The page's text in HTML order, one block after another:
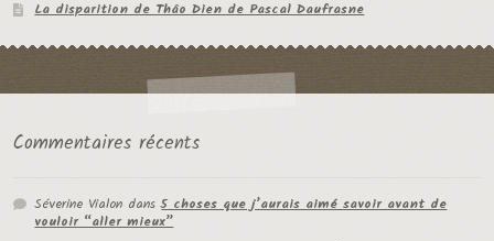
La disparition de Thâo Dien de Pascal Daufrasne
Commentaires récents
Séverine Vialon dans5 choses que j’aurais aimé savoir avant de
vouloir “aller mieux”